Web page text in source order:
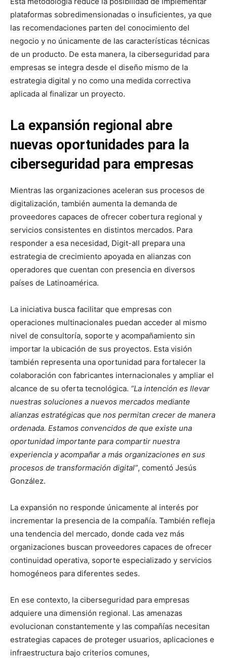
plataformas sobredimensionadas o insuficientes, ya que
las recomendaciones parten del conocimiento del
negocio y no únicamente de las características técnicas
de un producto. De esta manera, la ciberseguridad para
empresas se integra desde el diseño mismo de la
estrategia digital y no como una medida correctiva
aplicada al finalizar un proyecto.
La expansión regional abre
nuevas oportunidades para la
ciberseguridad para empresas
Mientras las organizaciones aceleran sus procesos de
digitalización, también aumenta la demanda de
proveedores capaces de ofrecer cobertura regional y
servicios consistentes en distintos mercados. Para
responder a esa necesidad, Digit-all prepara una
estrategia de crecimiento apoyada en alianzas con
operadores que cuentan con presencia en diversos
países de Latinoamérica.
La iniciativa busca facilitar que empresas con
operaciones multinacionales puedan acceder al mismo
nivel de consultoría, soporte y acompañamiento sin
importar la ubicación de sus proyectos. Esta visión
también representa una oportunidad para fortalecer la
colaboración con fabricantes internacionales y ampliar el
alcance de su oferta tecnológica. “La intención es llevar
nuestras soluciones a nuevos mercados mediante
alianzas estratégicas que nos permitan crecer de manera
ordenada. Estamos convencidos de que existe una
oportunidad importante para compartir nuestra
experiencia y acompañar a más organizaciones en sus
procesos de transformación digital”, comentó Jesús
González.
La expansión no responde únicamente al interés por
incrementar la presencia de la compañía. También refleja
una tendencia del mercado, donde cada vez más
organizaciones buscan proveedores capaces de ofrecer
continuidad operativa, soporte especializado y servicios
homogéneos para diferentes sedes.
En ese contexto, la ciberseguridad para empresas
adquiere una dimensión regional. Las amenazas
evolucionan constantemente y las compañías necesitan
estrategias capaces de proteger usuarios, aplicaciones e
infraestructura bajo criterios comunes,